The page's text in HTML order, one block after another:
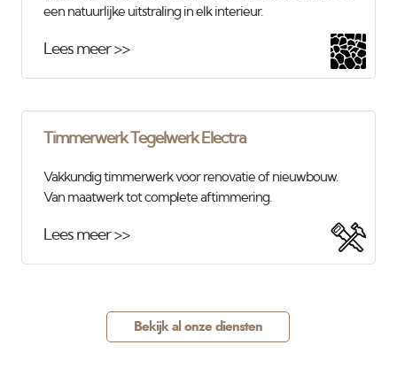
een natuurlijke uitstraling in elk interieur.
Lees meer >>
Timmerwerk Tegelwerk Electra
Vakkundig timmerwerk voor renovatie of nieuwbouw.
Van maatwerk tot complete aftimmering.
Lees meer >>
Bekijk al onze diensten